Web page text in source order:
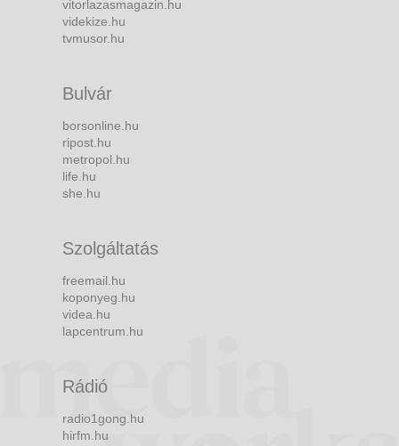
vitorlazasmagazin.hu
videkize.hu
tvmusor.hu
Bulvár
borsonline.hu
ripost.hu
metropol.hu
life.hu
she.hu
Szolgáltatás
freemail.hu
koponyeg.hu
videa.hu
lapcentrum.hu
Rádió
radio1gong.hu
hirfm.hu